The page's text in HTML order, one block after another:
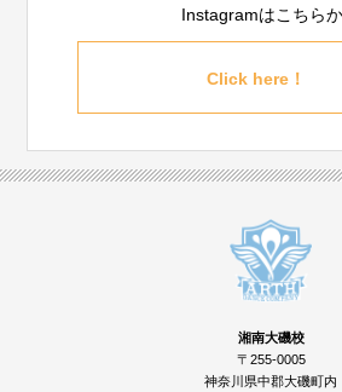
Instagramはこちら
Click here！
湘南大磯校
〒255-0005
神奈川県中郡大磯町内